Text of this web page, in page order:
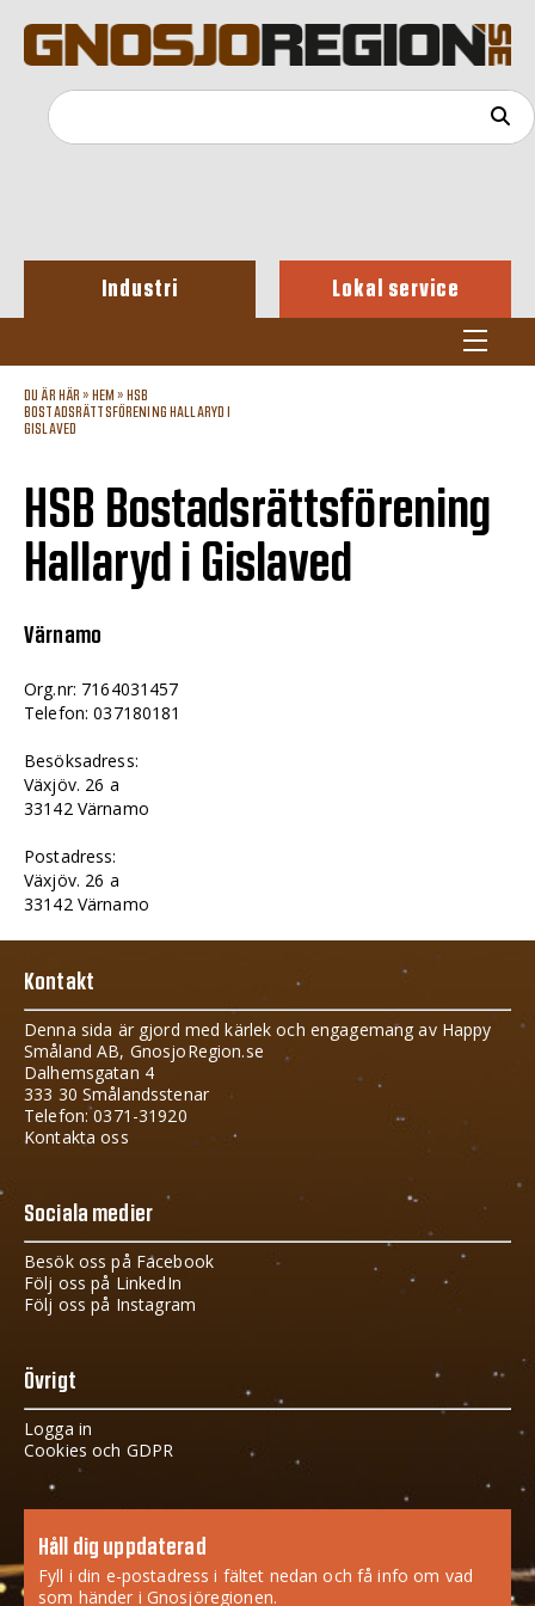
Industri Lokal service
DU ÄR HÄR » HEM » HSB
BOSTADSRÄTTSFÖRENING HALLARYD I
GISLAVED
HSB Bostadsrättsförening
Hallaryd i Gislaved
Värnamo
Org.nr: 7164031457
Telefon: 037180181
Besöksadress:
Växjöv. 26 a
33142 Värnamo
Postadress:
Växjöv. 26 a
33142 Värnamo
Kontakt
Denna sida är gjord med kärlek och engagemang av Happy
Småland AB, GnosjoRegion.se
Dalhemsgatan 4
333 30 Smålandsstenar
Telefon: 0371-31920
Kontakta oss
Sociala medier
Besök oss på Facebook
Följ oss på LinkedIn
Följ oss på Instagram
Övrigt
Logga in
Cookies och GDPR
Håll dig uppdaterad
Fyll i din e-postadress i fältet nedan och få info om vad
som händer i Gnosjöregionen.